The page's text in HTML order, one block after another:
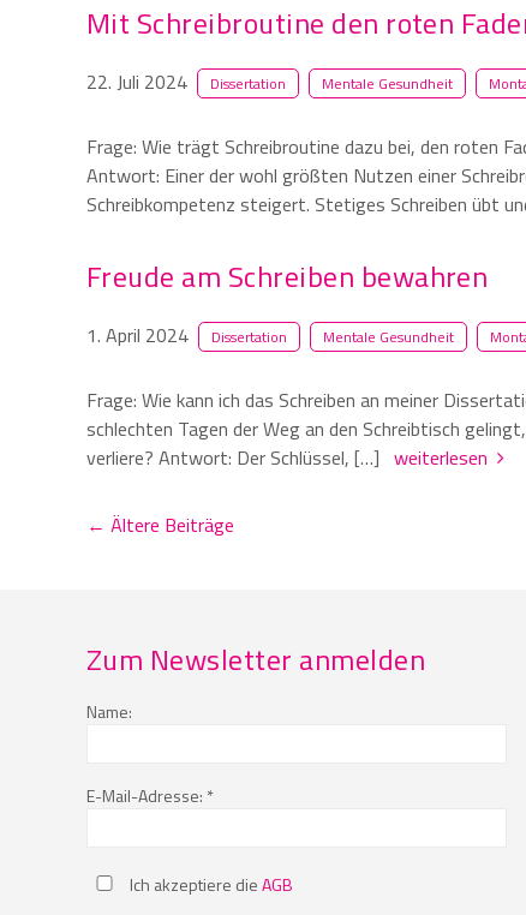
Mit Schreibroutine den roten
22. Juli 2024 Dissertation Mentale Gesundheit
Frage: Wie trägt Schreibroutine dazu bei, den roten
Antwort: Einer der wohl größten Nutzen einer
Schreibkompetenz steigert. Stetiges Schreiben übt
Freude am Schreiben bewahren
1. April 2024 Dissertation Mentale Gesundheit
Frage: Wie kann ich das Schreiben an meiner
schlechten Tagen der Weg an den Schreibtisch
verliere? Antwort: Der Schlüssel, […] weiterlesen
← Ältere Beiträge
Zum Newsletter anmelden
Name:
E-Mail-Adresse: *
Ich akzeptiere dieAGB